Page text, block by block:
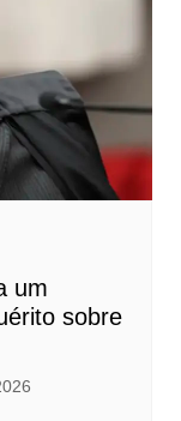
um
sobre